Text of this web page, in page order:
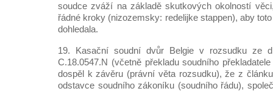
soudce zváží na základě skutkových okolností
řádné kroky (nizozemsky: redelijke stappen), aby
dohledala.
19. Kasační soudní dvůr Belgie v rozsudku ze
C.18.0547.N (včetně překladu soudního
dospěl k závěru (právní věta rozsudku), že z
odstavce soudního zákoníku (soudního řádu),